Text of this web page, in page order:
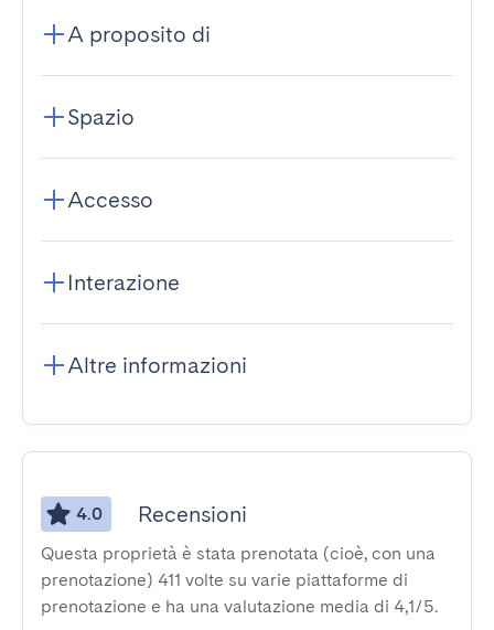
A proposito di
Spazio
Accesso
Interazione
Altre informazioni
4.0 Recensioni
Questa proprietà è stata prenotata (cioè, con una
prenotazione) 411 volte su varie piattaforme di
prenotazione e ha una valutazione media di 4,1/5.